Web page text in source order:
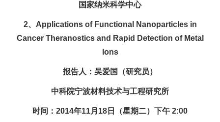
国家纳米科学中心
2、Applications of Functional Nanoparticles in
Cancer Theranostics and Rapid Detection of Metal
Ions
报告人：吴爱国（研究员）
中科院宁波材料技术与工程研究所
时间：2014年11月18日（星期二）下午 2:00